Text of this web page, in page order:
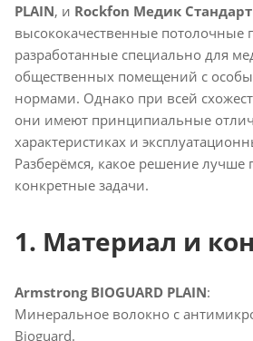
PLAIN, и Rockfon Медик Стандарт
высококачественные потолочные
разработанные специально для
общественных помещений с
нормами. Однако при всей
они имеют принципиальные
характеристиках и
Разберёмся, какое решение лучше
конкретные задачи.
1. Материал и
Armstrong BIOGUARD PLAIN:
Минеральное волокно с
Bioguard.